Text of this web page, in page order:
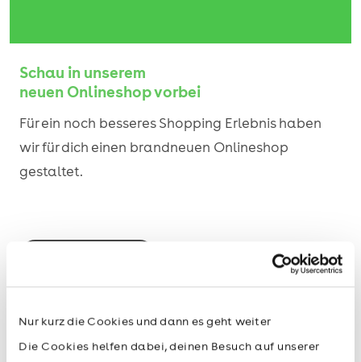
Nur kurz die Cookies und dann es geht weiter
Die Cookies helfen dabei, deinen Besuch auf unserer
Schau in unserem
neuen Onlineshop vorbei
Für ein noch besseres Shopping Erlebnis haben
wir für dich einen brandneuen Onlineshop
gestaltet.